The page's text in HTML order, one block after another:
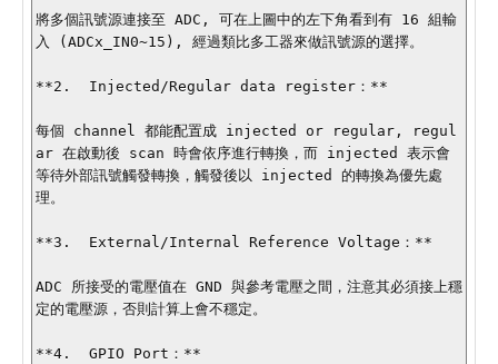
將多個訊號源連接至 ADC, 可在上圖中的左下角看到有 16 組輸
入 (ADCx_IN0~15), 經過類比多工器來做訊號源的選擇。
**2.  Injected/Regular data register：**
每個 channel 都能配置成 injected or regular, regul
ar 在啟動後 scan 時會依序進行轉換，而 injected 表示會
等待外部訊號觸發轉換，觸發後以 injected 的轉換為優先處
理。
**3.  External/Internal Reference Voltage：**
ADC 所接受的電壓值在 GND 與參考電壓之間，注意其必須接上穩
定的電壓源，否則計算上會不穩定。
**4.  GPIO Port：**